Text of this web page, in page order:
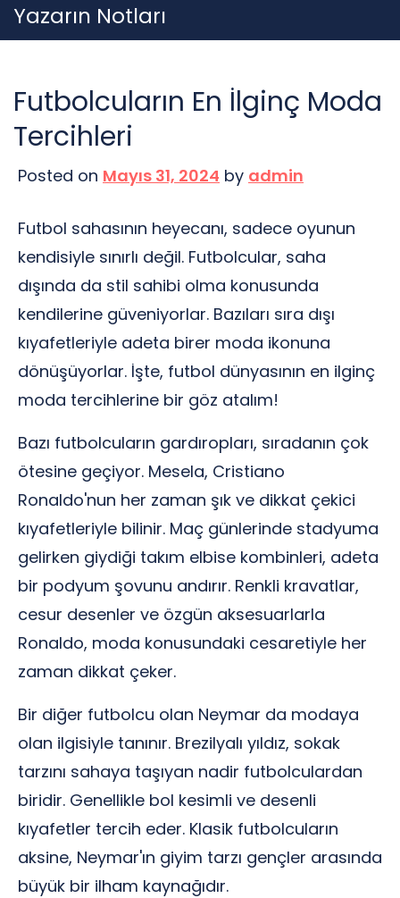
Skip
to
Yazarın Notları
Futbolcuların En İlginç Moda
Tercihleri
Posted on Mayıs 31, 2024 by admin
Futbol sahasının heyecanı, sadece oyunun
kendisiyle sınırlı değil. Futbolcular, saha
dışında da stil sahibi olma konusunda
kendilerine güveniyorlar. Bazıları sıra dışı
kıyafetleriyle adeta birer moda ikonuna
dönüşüyorlar. İşte, futbol dünyasının en ilginç
moda tercihlerine bir göz atalım!
Bazı futbolcuların gardıropları, sıradanın çok
ötesine geçiyor. Mesela, Cristiano
Ronaldo'nun her zaman şık ve dikkat çekici
kıyafetleriyle bilinir. Maç günlerinde stadyuma
gelirken giydiği takım elbise kombinleri, adeta
bir podyum şovunu andırır. Renkli kravatlar,
cesur desenler ve özgün aksesuarlarla
Ronaldo, moda konusundaki cesaretiyle her
zaman dikkat çeker.
Bir diğer futbolcu olan Neymar da modaya
olan ilgisiyle tanınır. Brezilyalı yıldız, sokak
tarzını sahaya taşıyan nadir futbolculardan
biridir. Genellikle bol kesimli ve desenli
kıyafetler tercih eder. Klasik futbolcuların
aksine, Neymar'ın giyim tarzı gençler arasında
büyük bir ilham kaynağıdır.